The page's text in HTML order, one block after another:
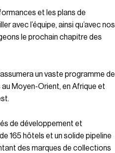
et les plans de
avec l’équipe, ainsi qu’avec nos
le prochain chapitre des
un vaste programme de
Moyen-Orient, en Afrique et
de développement et
165 hôtels et un solide pipeline
des marques de collections